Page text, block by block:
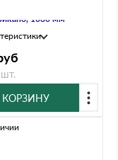
1080 мм
КОРЗИНУ